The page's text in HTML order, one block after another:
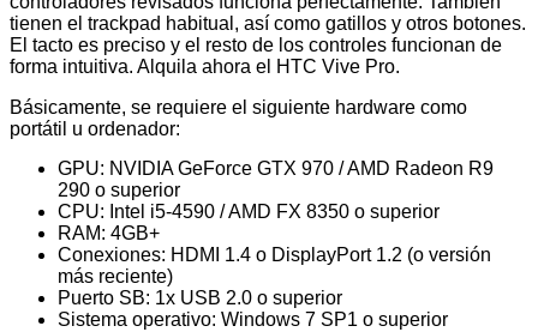
tienen el trackpad habitual, así como gatillos y otros botones.
El tacto es preciso y el resto de los controles funcionan de
forma intuitiva. Alquila ahora el HTC Vive Pro.
Básicamente, se requiere el siguiente hardware como
portátil u ordenador:
GPU: NVIDIA GeForce GTX 970 / AMD Radeon R9
290 o superior
CPU: Intel i5-4590 / AMD FX 8350 o superior
RAM: 4GB+
Conexiones: HDMI 1.4 o DisplayPort 1.2 (o versión
más reciente)
Puerto SB: 1x USB 2.0 o superior
Sistema operativo: Windows 7 SP1 o superior